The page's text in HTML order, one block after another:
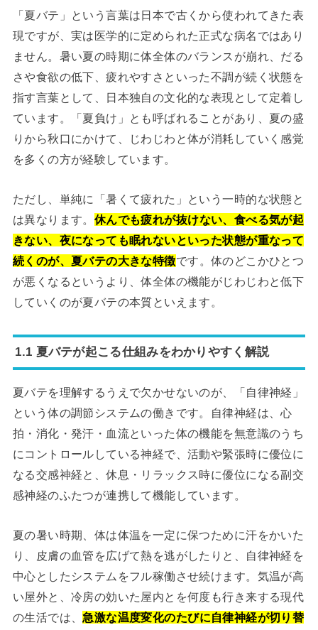
「夏バテ」という言葉は日本で古くから使われてきた表
現ですが、実は医学的に定められた正式な病名ではあり
ません。暑い夏の時期に体全体のバランスが崩れ、だる
さや食欲の低下、疲れやすさといった不調が続く状態を
指す言葉として、日本独自の文化的な表現として定着し
ています。「夏負け」とも呼ばれることがあり、夏の盛
りから秋口にかけて、じわじわと体が消耗していく感覚
を多くの方が経験しています。
ただし、単純に「暑くて疲れた」という一時的な状態と
は異なります。 休んでも疲れが抜けない、食べる気が起
きない、夜になっても眠れないといった状態が重なって
続くのが、夏バテの大きな特徴です。体のどこかひとつ
が悪くなるというより、体全体の機能がじわじわと低下
していくのが夏バテの本質といえます。
1.1 夏バテが起こる仕組みをわかりやすく解説
夏バテを理解するうえで欠かせないのが、「自律神経」
という体の調節システムの働きです。自律神経は、心
拍・消化・発汗・血流といった体の機能を無意識のうち
にコントロールしている神経で、活動や緊張時に優位に
なる交感神経と、休息・リラックス時に優位になる副交
感神経のふたつが連携して機能しています。
夏の暑い時期、体は体温を一定に保つために汗をかいた
り、皮膚の血管を広げて熱を逃がしたりと、自律神経を
中心としたシステムをフル稼働させ続けます。気温が高
い屋外と、冷房の効いた屋内とを何度も行き来する現代
の生活では、急激な温度変化のたびに自律神経が切り替